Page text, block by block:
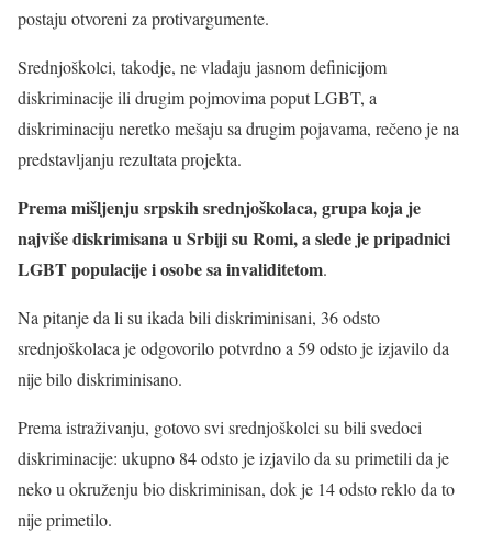
postaju otvoreni za protivargumente.
Srednjoškolci, takodje, ne vladaju jasnom definicijom
diskriminacije ili drugim pojmovima poput LGBT, a
diskriminaciju neretko mešaju sa drugim pojavama, rečeno je na
predstavljanju rezultata projekta.
Prema mišljenju srpskih srednjoškolaca, grupa koja je
najviše diskrimisana u Srbiji su Romi, a slede je pripadnici
LGBT populacije i osobe sa invaliditetom.
Na pitanje da li su ikada bili diskriminisani, 36 odsto
srednjoškolaca je odgovorilo potvrdno a 59 odsto je izjavilo da
nije bilo diskriminisano.
Prema istraživanju, gotovo svi srednjoškolci su bili svedoci
diskriminacije: ukupno 84 odsto je izjavilo da su primetili da je
neko u okruženju bio diskriminisan, dok je 14 odsto reklo da to
nije primetilo.